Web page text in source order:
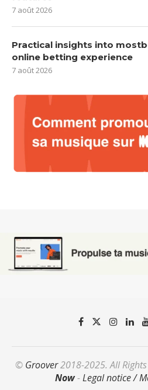
7 août 2026
Practical insights into
online betting experience
7 août 2026
© Groover2018-2025. All Rights
Now-Legal notice /